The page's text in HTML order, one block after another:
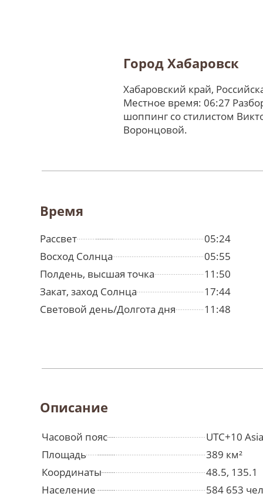
Город Хабаровск
Хабаровский край,
Местное время: 06:27
шоппинг со стилистом
Воронцовой.
Время
Рассвет
05:24
Восход Солнца
05:55
Полдень, высшая точка
11:50
Закат, заход Солнца
17:44
Световой день/Долгота дня
11:48
Описание
Часовой пояс
UTC+10
Площадь
389 км²
Координаты
48.5, 135.1
Население
584 653